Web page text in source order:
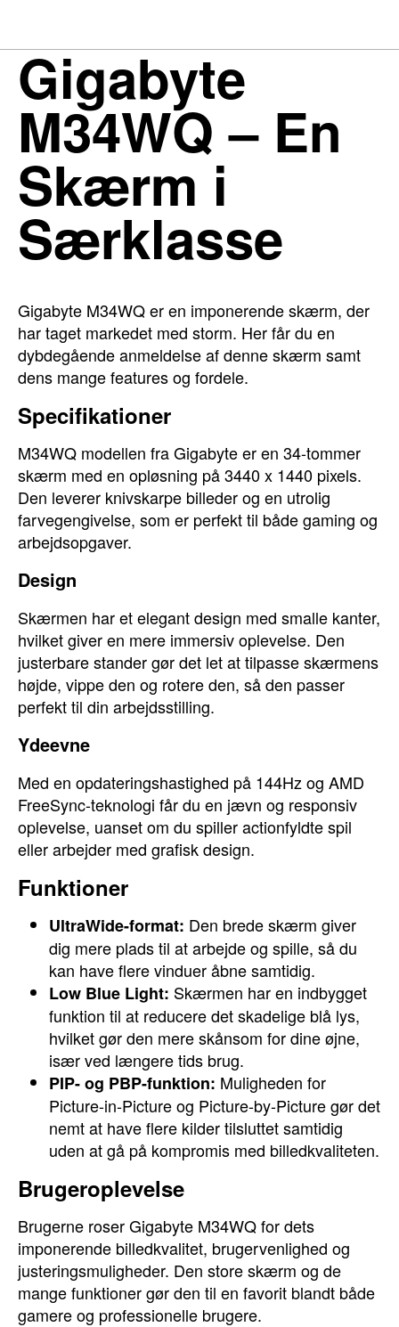
Gigabyte
M34WQ – En
Skærm i
Særklasse
Gigabyte M34WQ er en imponerende skærm, der
har taget markedet med storm. Her får du en
dybdegående anmeldelse af denne skærm samt
dens mange features og fordele.
Specifikationer
M34WQ modellen fra Gigabyte er en 34-tommer
skærm med en opløsning på 3440 x 1440 pixels.
Den leverer knivskarpe billeder og en utrolig
farvegengivelse, som er perfekt til både gaming og
arbejdsopgaver.
Design
Skærmen har et elegant design med smalle kanter,
hvilket giver en mere immersiv oplevelse. Den
justerbare stander gør det let at tilpasse skærmens
højde, vippe den og rotere den, så den passer
perfekt til din arbejdsstilling.
Ydeevne
Med en opdateringshastighed på 144Hz og AMD
FreeSync-teknologi får du en jævn og responsiv
oplevelse, uanset om du spiller actionfyldte spil
eller arbejder med grafisk design.
Funktioner
UltraWide-format: Den brede skærm giver
dig mere plads til at arbejde og spille, så du
kan have flere vinduer åbne samtidig.
Low Blue Light: Skærmen har en indbygget
funktion til at reducere det skadelige blå lys,
hvilket gør den mere skånsom for dine øjne,
især ved længere tids brug.
PIP- og PBP-funktion: Muligheden for
Picture-in-Picture og Picture-by-Picture gør det
nemt at have flere kilder tilsluttet samtidig
uden at gå på kompromis med billedkvaliteten.
Brugeroplevelse
Brugerne roser Gigabyte M34WQ for dets
imponerende billedkvalitet, brugervenlighed og
justeringsmuligheder. Den store skærm og de
mange funktioner gør den til en favorit blandt både
gamere og professionelle brugere.